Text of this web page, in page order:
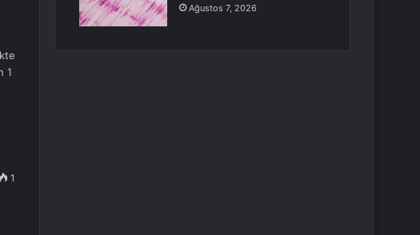
1
1
Ağustos 7, 2026